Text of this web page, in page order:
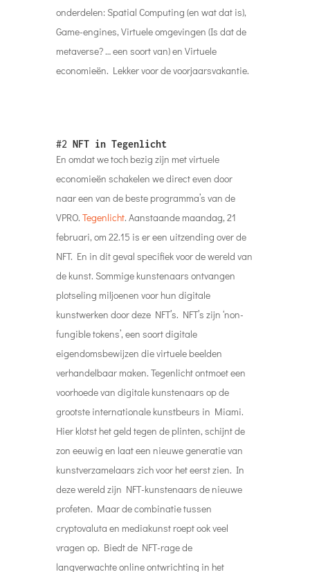
onderdelen: Spatial Computing (en wat dat is),
Game-engines, Virtuele omgevingen (Is dat de
metaverse? … een soort van) en Virtuele
economieën. Lekker voor de voorjaarsvakantie.
#2 NFT in Tegenlicht
En omdat we toch bezig zijn met virtuele
economieën schakelen we direct even door
naar een van de beste programma’s van de
VPRO. Tegenlicht. Aanstaande maandag, 21
februari, om 22.15 is er een uitzending over de
NFT. En in dit geval specifiek voor de wereld van
de kunst. Sommige kunstenaars ontvangen
plotseling miljoenen voor hun digitale
kunstwerken door deze NFT’s. NFT’s zijn ‘non-
fungible tokens’, een soort digitale
eigendomsbewijzen die virtuele beelden
verhandelbaar maken. Tegenlicht ontmoet een
voorhoede van digitale kunstenaars op de
grootste internationale kunstbeurs in Miami.
Hier klotst het geld tegen de plinten, schijnt de
zon eeuwig en laat een nieuwe generatie van
kunstverzamelaars zich voor het eerst zien. In
deze wereld zijn NFT-kunstenaars de nieuwe
profeten. Maar de combinatie tussen
cryptovaluta en mediakunst roept ook veel
vragen op. Biedt de NFT-rage de
langverwachte online ontwrichting in het